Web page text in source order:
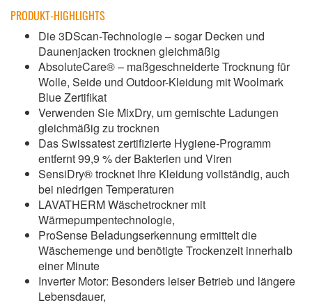
PRODUKT-HIGHLIGHTS
Die 3DScan-Technologie – sogar Decken und
Daunenjacken trocknen gleichmäßig
AbsoluteCare® – maßgeschneiderte Trocknung für
Wolle, Seide und Outdoor-Kleidung mit Woolmark
Blue Zertifikat
Verwenden Sie MixDry, um gemischte Ladungen
gleichmäßig zu trocknen
Das Swissatest zertifizierte Hygiene-Programm
entfernt 99,9 % der Bakterien und Viren
SensiDry® trocknet Ihre Kleidung vollständig, auch
bei niedrigen Temperaturen
LAVATHERM Wäschetrockner mit
Wärmepumpentechnologie,
ProSense Beladungserkennung ermittelt die
Wäschemenge und benötigte Trockenzeit innerhalb
einer Minute
Inverter Motor: Besonders leiser Betrieb und längere
Lebensdauer,